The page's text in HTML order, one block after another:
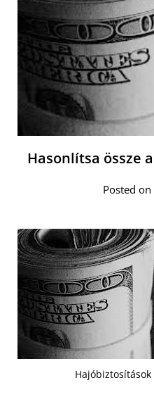
Hasonlítsa össze
Posted
Hajóbiztosítások